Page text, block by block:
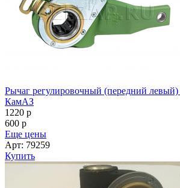
Рычаг регулировочный (передний
КамАЗ
1220 p
600 p
Еще цены
Арт: 79259
Купить